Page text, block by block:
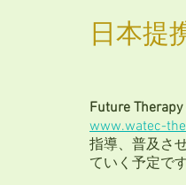
日本提
Future
www.watec-
指導、普及さ
ていく予定です